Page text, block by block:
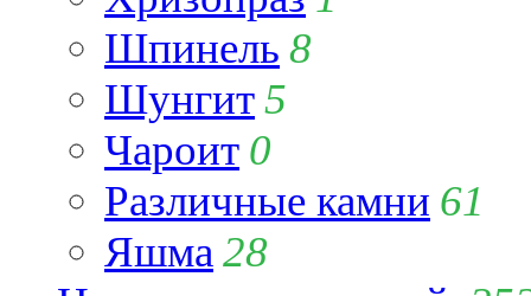
Шпинель 8
Шунгит5
Чароит 0
Различные камни 61
Яшма 28